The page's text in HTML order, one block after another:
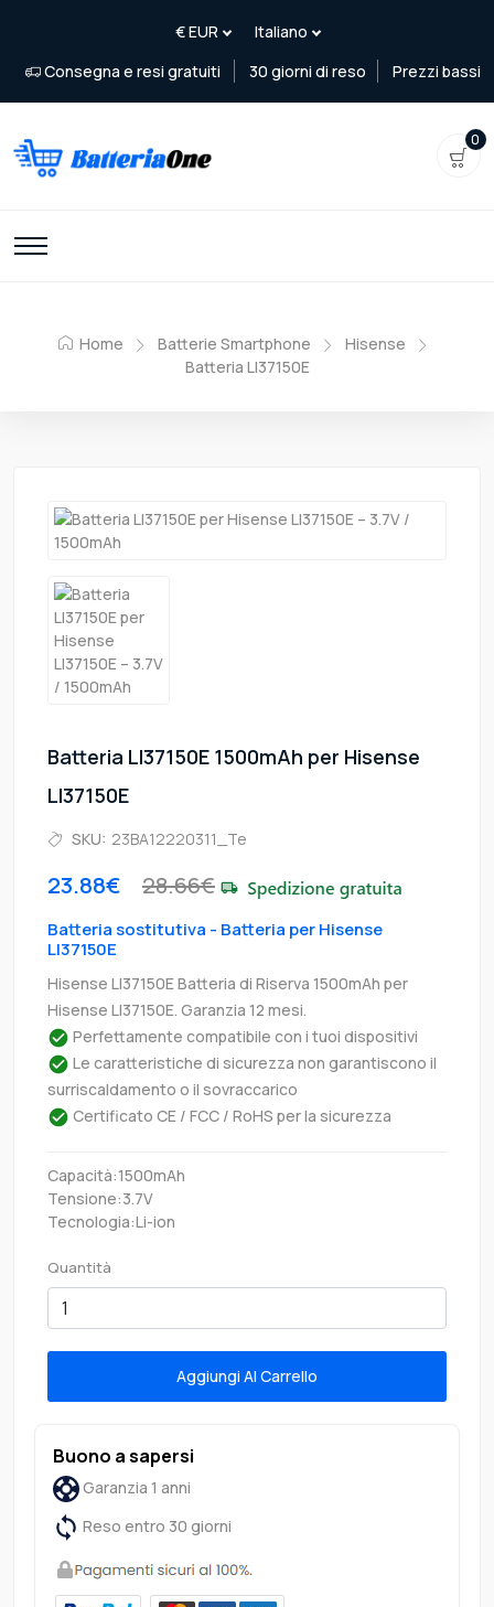
Consegna e resi gratuiti 30 giorni di reso Prezzi bassi
0
Home Batterie Smartphone
Hisense
Batteria LI37150E
Batteria LI37150E 1500mAh per Hisense
LI37150E
SKU: 23BA12220311_Te
23.88€ 28.66€
Batteria sostitutiva - Batteria per Hisense
LI37150E
Hisense LI37150E Batteria di Riserva 1500mAh per
Hisense LI37150E. Garanzia 12 mesi.
Perfettamente compatibile con i tuoi dispositivi
Le caratteristiche di sicurezza non garantiscono il
surriscaldamento o il sovraccarico
Certificato CE / FCC / RoHS per la sicurezza
Capacità:1500mAh
Tensione:3.7V
Tecnologia:Li-ion
Quantità
Aggiungi Al Carrello
Buono a sapersi
Garanzia 1 anni
Reso entro 30 giorni